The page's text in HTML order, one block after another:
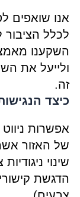
אנו שואפים
לכלל הציבור
השקענו
ולייעל את
זה.
כיצד
אפשרות
של האזור
שינוי
הדגשת